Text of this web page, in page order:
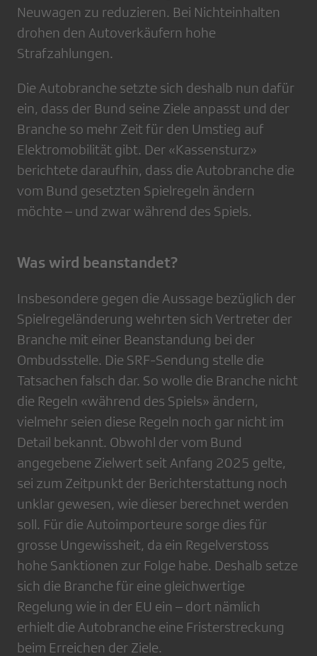
Neuwagen zu reduzieren. Bei Nichteinhalten
drohen den Autoverkäufern hohe
Strafzahlungen.
Die Autobranche setzte sich deshalb nun dafür
ein, dass der Bund seine Ziele anpasst und der
Branche so mehr Zeit für den Umstieg auf
Elektromobilität gibt. Der «Kassensturz»
berichtete daraufhin, dass die Autobranche die
vom Bund gesetzten Spielregeln ändern
möchte – und zwar während des Spiels.
Was wird beanstandet?
Insbesondere gegen die Aussage bezüglich der
Spielregeländerung wehrten sich Vertreter der
Branche mit einer Beanstandung bei der
Ombudsstelle. Die SRF-Sendung stelle die
Tatsachen falsch dar. So wolle die Branche nicht
die Regeln «während des Spiels» ändern,
vielmehr seien diese Regeln noch gar nicht im
Detail bekannt. Obwohl der vom Bund
angegebene Zielwert seit Anfang 2025 gelte,
sei zum Zeitpunkt der Berichterstattung noch
unklar gewesen, wie dieser berechnet werden
soll. Für die Autoimporteure sorge dies für
grosse Ungewissheit, da ein Regelverstoss
hohe Sanktionen zur Folge habe. Deshalb setze
sich die Branche für eine gleichwertige
Regelung wie in der EU ein – dort nämlich
erhielt die Autobranche eine Fristerstreckung
beim Erreichen der Ziele.